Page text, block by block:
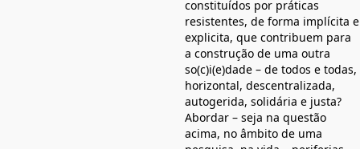
constituídos por práticas
resistentes, de forma implícita e
explicita, que contribuem para
a construção de uma outra
so(c)i(e)dade – de todos e todas,
horizontal, descentralizada,
autogerida, solidária e justa?
Abordar – seja na questão
acima, no âmbito de uma